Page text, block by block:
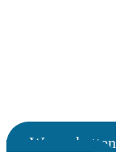
Wasserbetten